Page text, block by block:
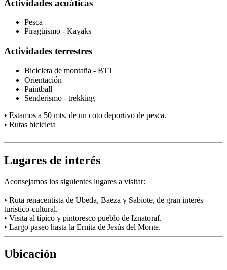
Actividades acuáticas
Pesca
Piragüismo - Kayaks
Actividades terrestres
Bicicleta de montaña - BTT
Orientación
Paintball
Senderismo - trekking
• Estamos a 50 mts. de un coto deportivo de pesca.
• Rutas bicicleta
Lugares de interés
Aconsejamos los siguientes lugares a visitar:
• Ruta renacentista de Ubeda, Baeza y Sabiote, de gran interés
turístico-cultural.
• Visita al típico y pintoresco pueblo de Iznatoraf.
• Largo paseo hasta la Ernita de Jesús del Monte.
Ubicación